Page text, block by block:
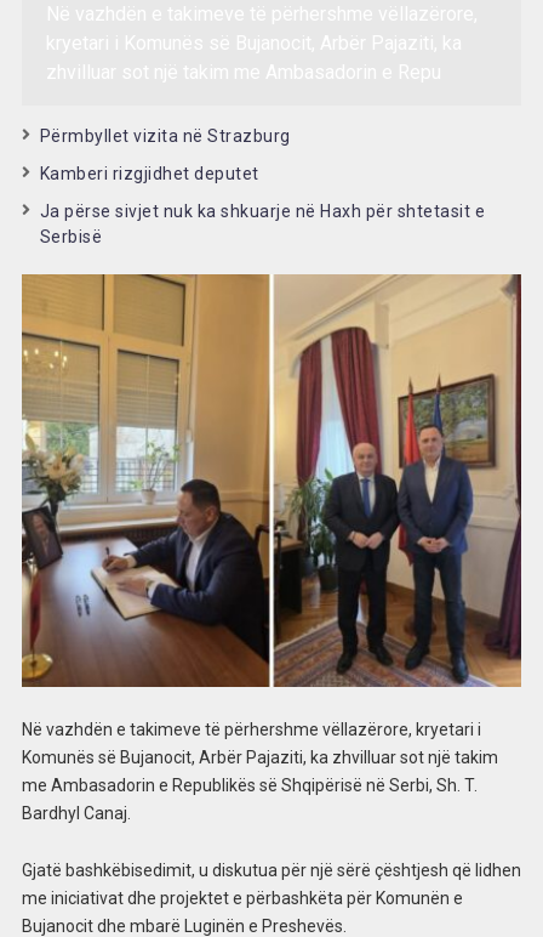
Përmbyllet vizita në Strazburg
Kamberi rizgjidhet deputet
Ja përse sivjet nuk ka shkuarje në Haxh për shtetasit e
Serbisë
Në vazhdën e takimeve të përhershme vëllazërore, kryetari i
Komunës së Bujanocit, Arbër Pajaziti, ka zhvilluar sot një takim
me Ambasadorin e Republikës së Shqipërisë në Serbi, Sh. T.
Bardhyl Canaj.
Gjatë bashkëbisedimit, u diskutua për një sërë çështjesh që lidhen
me iniciativat dhe projektet e përbashkëta për Komunën e
Bujanocit dhe mbarë Luginën e Preshevës.